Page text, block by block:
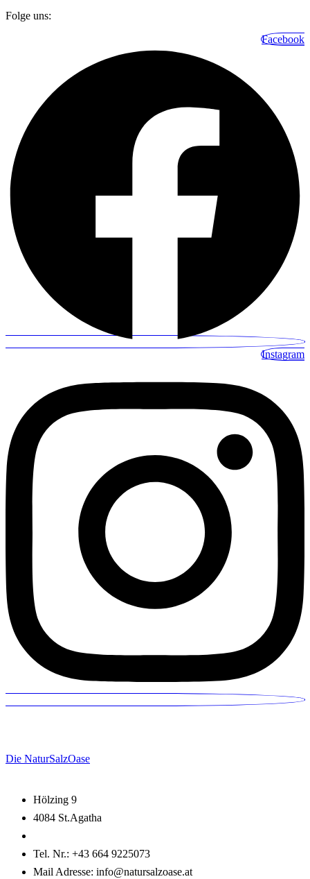
Folge uns:
Facebook
Instagram
Die NaturSalzOase
Hölzing 9
4084 St.Agatha
Tel. Nr.: +43 664 9225073
Mail Adresse: info@natursalzoase.at